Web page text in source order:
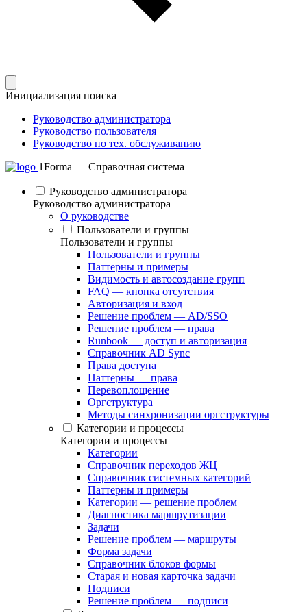
Инициализация поиска
Руководство администратора
Руководство пользователя
Руководство по тех. обслуживанию
1Forma — Справочная система
Руководство администратора
Руководство администратора
О руководстве
Пользователи и группы
Пользователи и группы
Пользователи и группы
Паттерны и примеры
Видимость и автосоздание групп
FAQ — кнопка отсутствия
Авторизация и вход
Решение проблем — AD/SSO
Решение проблем — права
Runbook — доступ и авторизация
Справочник AD Sync
Права доступа
Паттерны — права
Перевоплощение
Оргструктура
Методы синхронизации оргструктуры
Категории и процессы
Категории и процессы
Категории
Справочник переходов ЖЦ
Справочник системных категорий
Паттерны и примеры
Категории — решение проблем
Диагностика маршрутизации
Задачи
Решение проблем — маршруты
Форма задачи
Справочник блоков формы
Старая и новая карточка задачи
Подписи
Решение проблем — подписи